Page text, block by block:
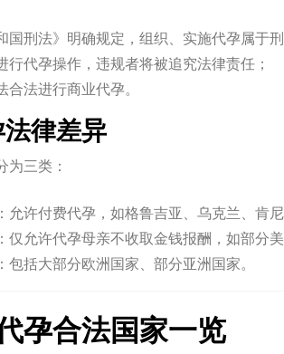
国刑法》明确规定，组织、实施代孕属于刑
行代孕操作，违规者将被追究法律责任；
合法进行商业代孕。
律差异
为三类：
允许付费代孕，如格鲁吉亚、乌克兰、肯尼
仅允许代孕母亲不收取金钱报酬，如部分
包括大部分欧洲国家、部分亚洲国家。
孕合法国家一览